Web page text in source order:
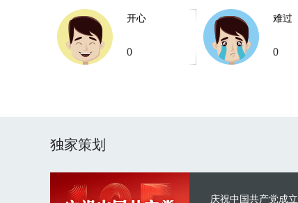
开心
0
难过
0
独家策划
庆祝中国共产党成立